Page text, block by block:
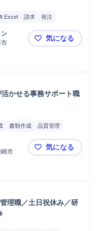
Excel 請求
発注
🌟未経験歓
気になる
かせる事務サポート職
書類作成
品質管理
市
🌱未経験
気になる
理職／土日祝休み／研
修や福利厚生充実✨／退職金あり❇️